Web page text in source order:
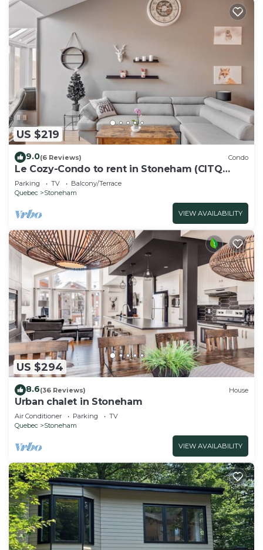
US $219
9.0(6 Reviews) Condo
Le Cozy-Condo to rent in Stoneham (CITQ
239956)
Parking TV
Balcony/Terrace
Quebec
Stoneham
VIEW AVAILABILITY
US $294
8.6(36 Reviews) House
Urban chalet in Stoneham
Air Conditioner Parking
TV
Quebec
Stoneham
VIEW AVAILABILITY